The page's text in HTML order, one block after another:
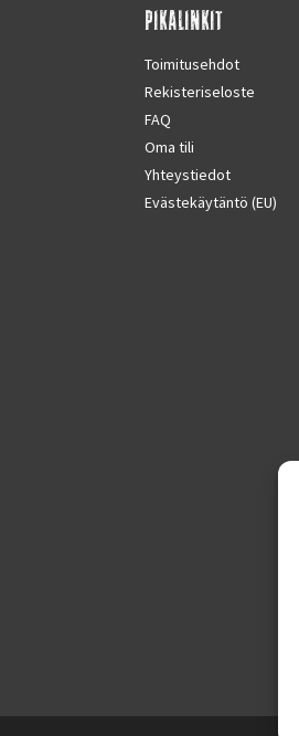
PIKALINKIT
Toimitusehdot
Rekisteriseloste
FAQ
Oma tili
Yhteystiedot
Evästekäytäntö (EU)